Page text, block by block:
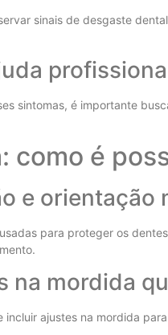
sinais de desgaste
sintomas, é importante
como é
e orientação
para proteger os
na mordida
incluir ajustes na mordida